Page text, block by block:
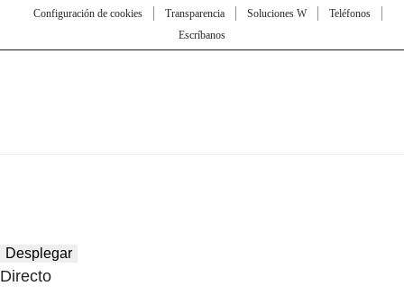
Configuración de cookies
Transparencia Soluciones W
Teléfonos
Escríbanos
Desplegar
Directo